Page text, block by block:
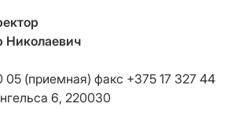
Николаевич
05 (приемная) факс +375 17 327 44
6, 220030